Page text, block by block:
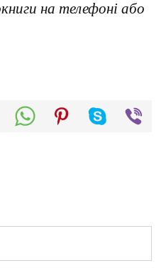
на телефоні або